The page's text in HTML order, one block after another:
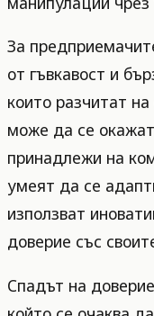
За
от гъвкавост и
които разчитат
може да се
принадлежи на
умеят да се
използват
доверие със
Спадът на